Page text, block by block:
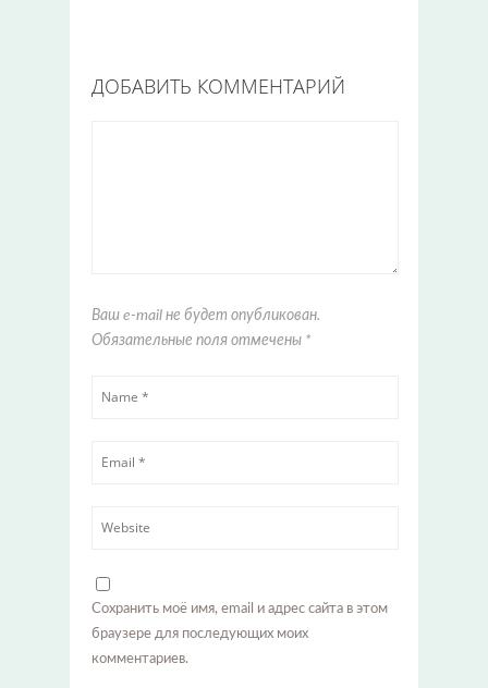
ДОБАВИТЬ КОММЕНТАРИЙ
Ваш e-mail не будет опубликован.
Обязательные поля отмечены *
Сохранить моё имя, email и адрес сайта в этом
браузере для последующих моих
комментариев.